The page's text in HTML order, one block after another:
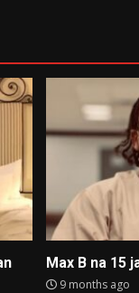
Max B na 15
9 months ago